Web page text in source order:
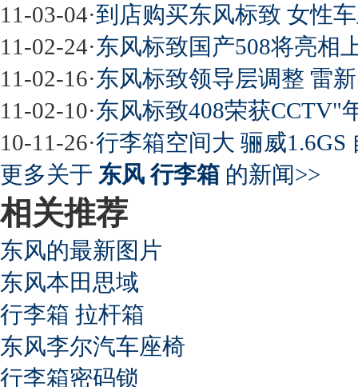
11-03-04·到店购买东风标致 女性
11-02-24·东风标致国产508将亮相
11-02-16·东风标致领导层调整 雷
11-02-10·东风标致408荣获CCTV"
10-11-26·行李箱空间大 骊威1.6GS
更多关于 东风 行李箱 的新闻>>
相关推荐
东风的最新图片
东风本田思域
行李箱 拉杆箱
东风李尔汽车座椅
行李箱密码锁